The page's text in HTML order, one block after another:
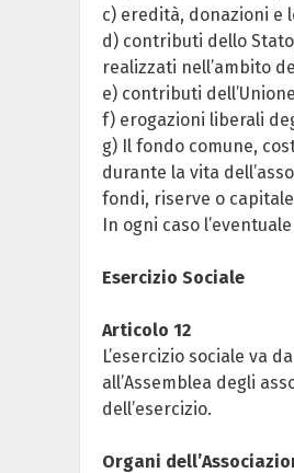
c) eredità, donazioni e
d) contributi dello
realizzati nell’ambito
e) contributi
f) erogazioni liberali
g) Il fondo comune,
durante la vita
fondi, riserve o
In ogni caso
Esercizio Sociale
Articolo 12
L’esercizio sociale va
all’Assemblea degli
dell’esercizio.
Organi